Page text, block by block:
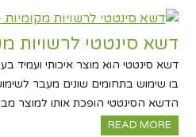
דשא סינטטי לרשויות
דשא סינטטי הוא מוצר איכותי ועמיד
בו שימוש בתחומים שונים מעבר
הדשא הסינטטי הופכת אותו למוצר
READ MORE